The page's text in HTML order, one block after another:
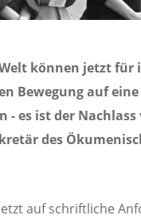
können jetzt für
Bewegung auf
es ist der
des
auf schriftliche